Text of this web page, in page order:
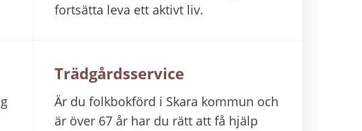
fortsätta leva ett aktivt liv.
Trädgårdsservice
Är du folkbokförd i Skara kommun och
är över 67 år har du rätt att få hjälp